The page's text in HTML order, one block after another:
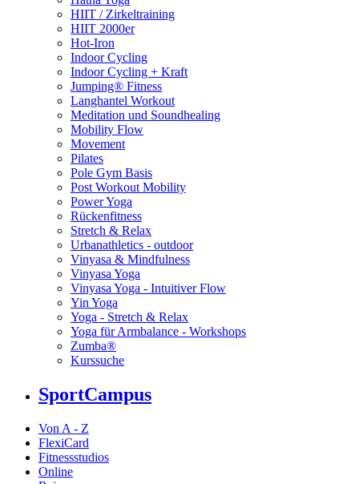
HIIT / Zirkeltraining
HIIT 2000er
Hot-Iron
Indoor Cycling
Indoor Cycling + Kraft
Jumping® Fitness
Langhantel Workout
Meditation und Soundhealing
Mobility Flow
Movement
Pilates
Pole Gym Basis
Post Workout Mobility
Power Yoga
Rückenfitness
Stretch & Relax
Urbanathletics - outdoor
Vinyasa & Mindfulness
Vinyasa Yoga
Vinyasa Yoga - Intuitiver Flow
Yin Yoga
Yoga - Stretch & Relax
Yoga für Armbalance - Workshops
Zumba®
Kurssuche
SportCampus
Von A - Z
FlexiCard
Fitnessstudios
Online